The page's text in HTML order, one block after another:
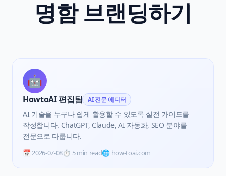
명함 브랜딩하기
🤖
HowtoAI 편집팀 AI 전문 에디터
AI 기술을 누구나 쉽게 활용할 수 있도록 실전 가이드를
작성합니다. ChatGPT, Claude, AI 자동화, SEO 분야를
전문으로 다룹니다.
📅2026-07-08⏱️ 5 min read🌐 how-toai.com